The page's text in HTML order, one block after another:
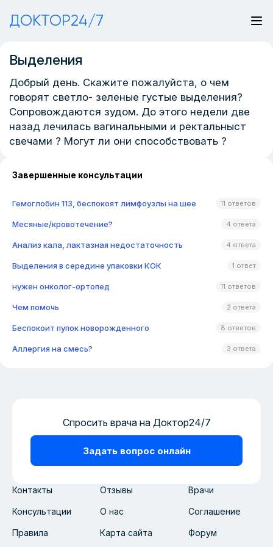
ДОКТОР24/7
Выделения
Добрый день. Скажите пожалуйста, о чем
говорят светло- зеленые густые выделения?
Сопровождаются зудом. До этого недели две
назад лечилась вагинальными и ректальныст
свечами ? Могут ли они способствовать ?
Завершенные консультации
Гемоглобин 113, беспокоят лимфоузлы на шее 11 ответов
Месяные/кровотечение? 4 ответа
Анализ кала, лактазная недостаточность 4 ответа
Выделения в середине упаковки КОК 1 ответ
нужен онколог-ортопед 11 ответов
Чем помочь 2 ответа
Беспокоит пупок новорожденного 8 ответов
Аллергия на смесь? 3 ответа
Контакты Отзывы Врачи
Консультации О нас Соглашение
Правила Карта сайта Форум
Спросить врача на Доктор24/7
Задать вопрос онлайн